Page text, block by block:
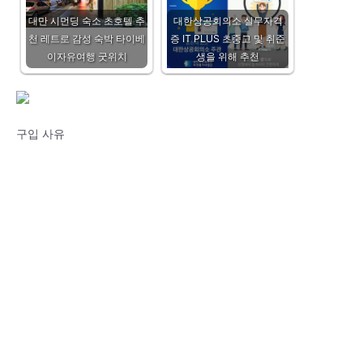
대만 시먼딩 숙소 초호텔 추
천 레트로 감성 숙박 타이베
이자유여행 굿위치
대한상공회의소 실무자격
증 IT PLUS 초중고 및 취준
생을 위해 추천
구입 사유